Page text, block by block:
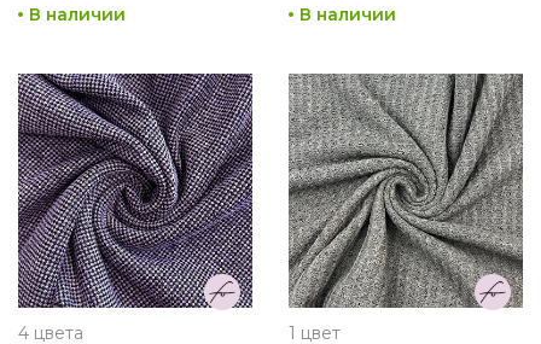
В наличии
В наличии
4 цвета 1 цвет